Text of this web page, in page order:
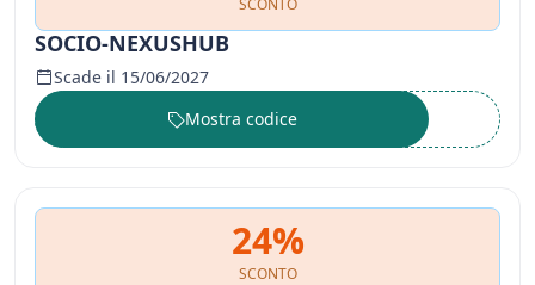
SCONTO
SOCIO-NEXUSHUB
Scade il 15/06/2027
••••••
Mostra codice
24%
SCONTO